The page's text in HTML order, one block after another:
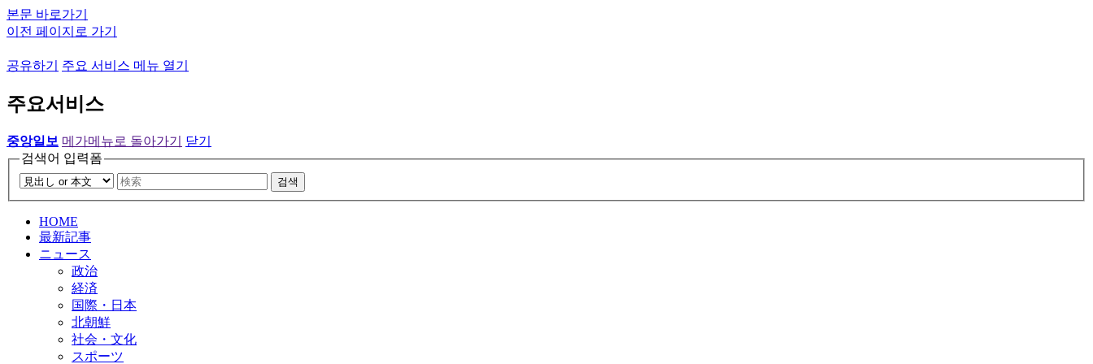
본문 바로가기
이전 페이지로 가기
공유하기 주요 서비스 메뉴 열기
주요서비스
중앙일보 메가메뉴로 돌아가기
닫기
검색어 입력폼
검색
HOME
最新記事
ニュース
政治
経済
国際・日本
北朝鮮
社会・文化
スポーツ